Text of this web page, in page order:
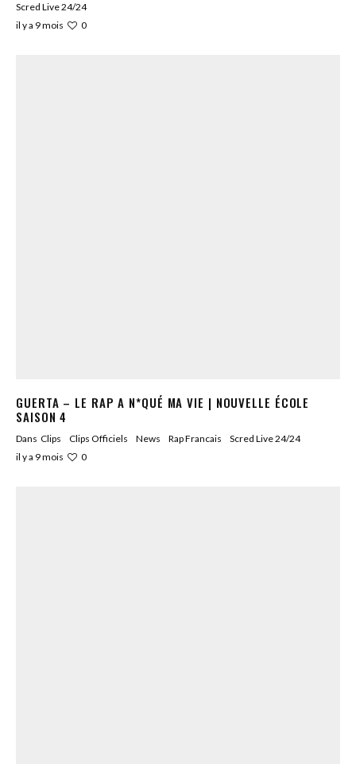
Scred Live 24/24
il y a 9 mois
0
GUERTA – LE RAP A N*QUÉ MA VIE | NOUVELLE ÉCOLE
SAISON 4
Dans Clips Clips Officiels News Rap Francais
Scred Live 24/24
il y a 9 mois
0